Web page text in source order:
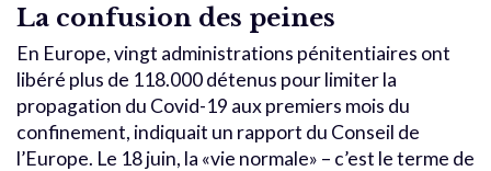
La confusion des peines
En Europe, vingt administrations pénitentiaires ont
libéré plus de 118.000 détenus pour limiter la
propagation du Covid-19 aux premiers mois du
confinement, indiquait un rapport du Conseil de
l’Europe. Le 18 juin, la «vie normale» – c’est le terme de